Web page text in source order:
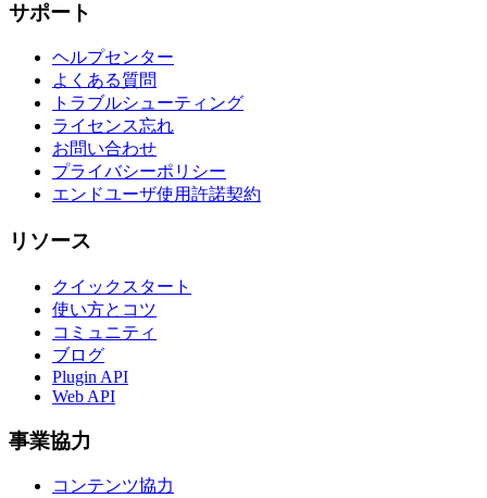
サポート
ヘルプセンター
よくある質問
トラブルシューティング
ライセンス忘れ
お問い合わせ
プライバシーポリシー
エンドユーザ使用許諾契約
リソース
クイックスタート
使い方とコツ
コミュニティ
ブログ
Plugin API
Web API
事業協力
コンテンツ協力